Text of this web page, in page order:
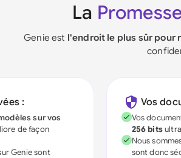
La
Genie est l'endroit le plus sûr pour
:
sur vos
de façon
Genie sont
Vos
Vos
256 bits
Nous
sont donc